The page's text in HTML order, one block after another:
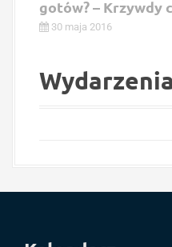
gotów? – Krzywdy
30 maja 2016
Wydarzenia